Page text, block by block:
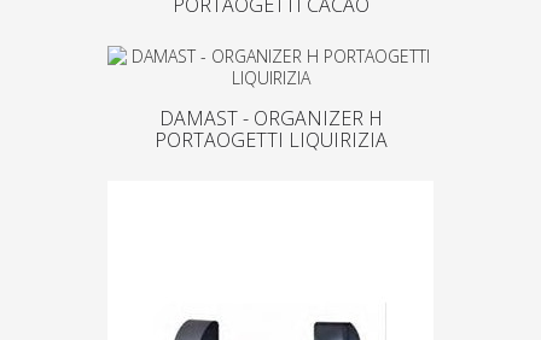
DAMAST - ORGANIZER H
PORTAOGETTI LIQUIRIZIA